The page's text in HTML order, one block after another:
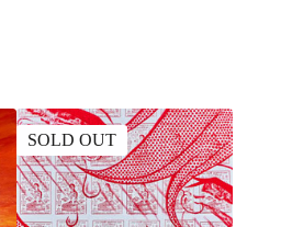
SOLD OUT